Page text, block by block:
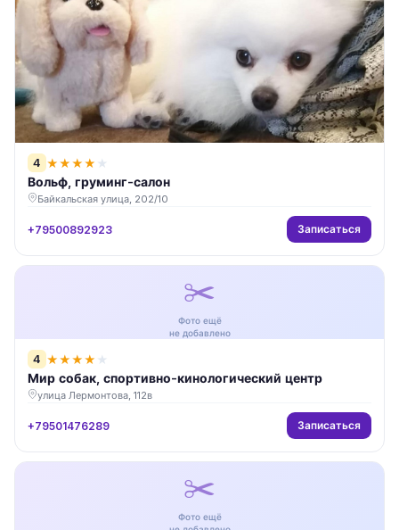
4 ★★★★ ★
Вольф, груминг-салон
Байкальская улица, 202/10
+79500892923 Записаться
✂️
Фото ещё
не добавлено
4 ★★★★ ★
Мир собак, спортивно-кинологический центр
улица Лермонтова, 112в
+79501476289 Записаться
✂️
Фото ещё